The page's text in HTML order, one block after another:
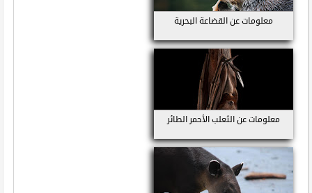
معلومات عن القضاعة البحرية
معلومات عن الثعلب الأحمر الطائر